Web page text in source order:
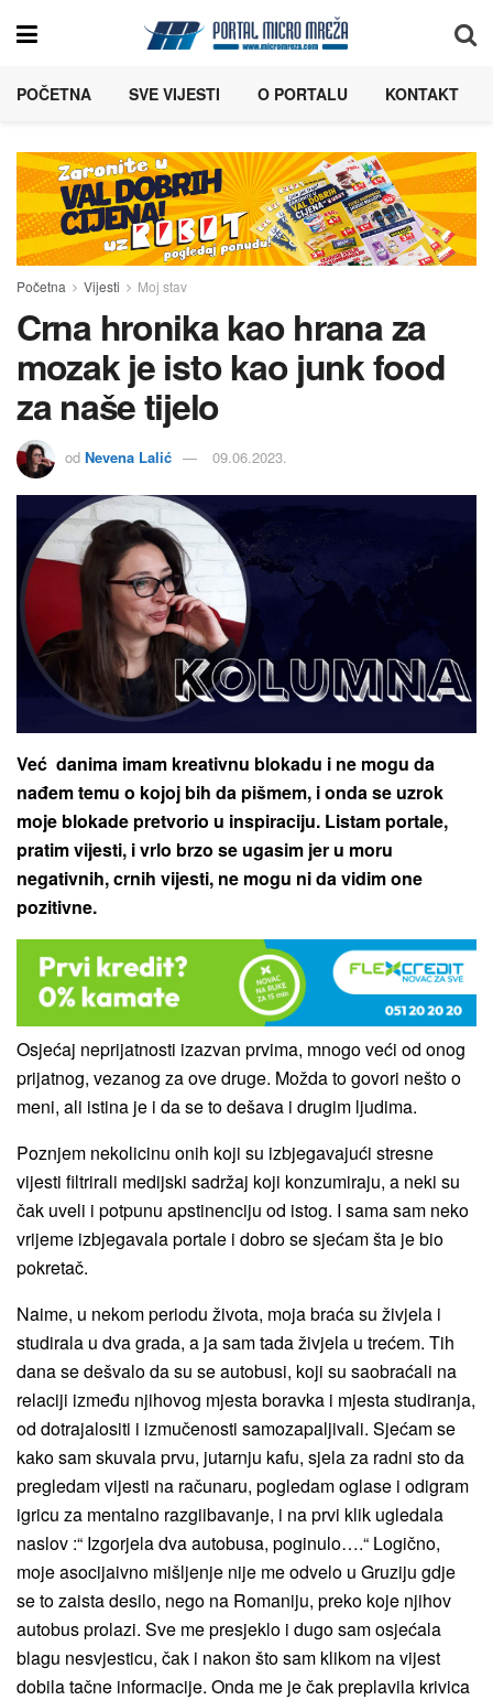
POČETNA SVE VIJESTI O PORTALU KONTAKT
Početna Vijesti Moj stav
Crna hronika kao hrana za
mozak je isto kao junk food
za naše tijelo
od Nevena Lalić 09.06.2023.
Već danima imam kreativnu blokadu i ne mogu da
nađem temu o kojoj bih da pišmem, i onda se uzrok
moje blokade pretvorio u inspiraciju. Listam portale,
pratim vijesti, i vrlo brzo se ugasim jer u moru
negativnih, crnih vijesti, ne mogu ni da vidim one
pozitivne.
Osjećaj neprijatnosti izazvan prvima, mnogo veći od onog
prijatnog, vezanog za ove druge. Možda to govori nešto o
meni, ali istina je i da se to dešava i drugim ljudima.
Poznjem nekolicinu onih koji su izbjegavajući stresne
vijesti filtrirali medijski sadržaj koji konzumiraju, a neki su
čak uveli i potpunu apstinenciju od istog. I sama sam neko
vrijeme izbjegavala portale i dobro se sjećam šta je bio
pokretač.
Naime, u nekom periodu života, moja braća su živjela i
studirala u dva grada, a ja sam tada živjela u trećem. Tih
dana se dešvalo da su se autobusi, koji su saobraćali na
relaciji između njihovog mjesta boravka i mjesta studiranja,
od dotrajalositi i izmučenosti samozapaljivali. Sjećam se
kako sam skuvala prvu, jutarnju kafu, sjela za radni sto da
pregledam vijesti na računaru, pogledam oglase i odigram
igricu za mentalno razgiibavanje, i na prvi klik ugledala
naslov :“ Izgorjela dva autobusa, poginulo….“ Logično,
moje asocijaivno mišljenje nije me odvelo u Gruziju gdje
se to zaista desilo, nego na Romaniju, preko koje njihov
autobus prolazi. Sve me presjeklo i dugo sam osjećala
blagu nesvjesticu, čak i nakon što sam klikom na vijest
dobila tačne informacije. Onda me je čak preplavila krivica